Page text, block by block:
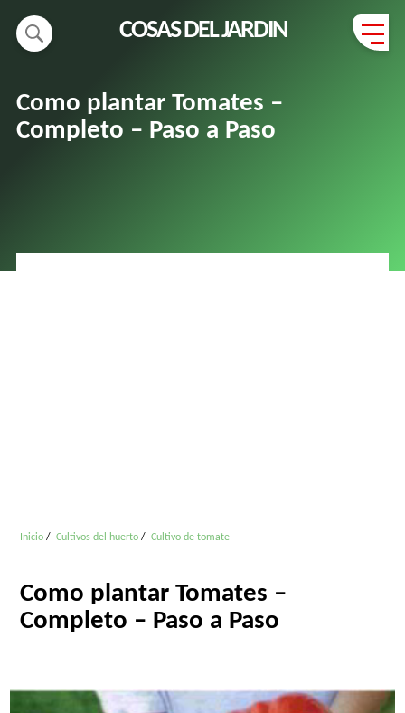
COSAS DEL JARDIN
Como plantar Tomates –
Completo – Paso a Paso
Inicio Cultivos del huerto Cultivo de tomate
Como plantar Tomates –
Completo – Paso a Paso